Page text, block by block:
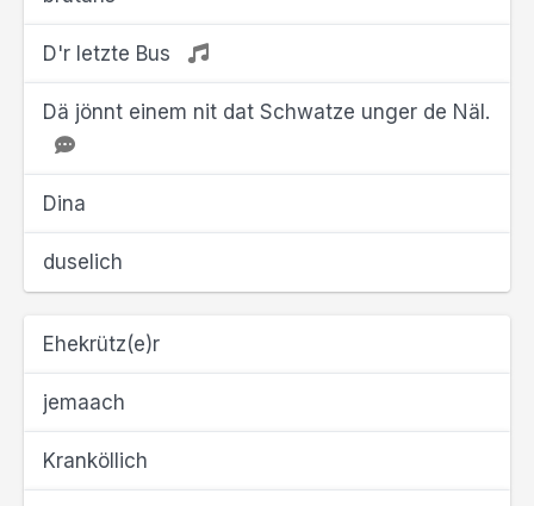
D'r letzte Bus
Dä jönnt einem nit dat Schwatze unger de Näl.
Dina
duselich
Ehekrütz(e)r
jemaach
Kranköllich